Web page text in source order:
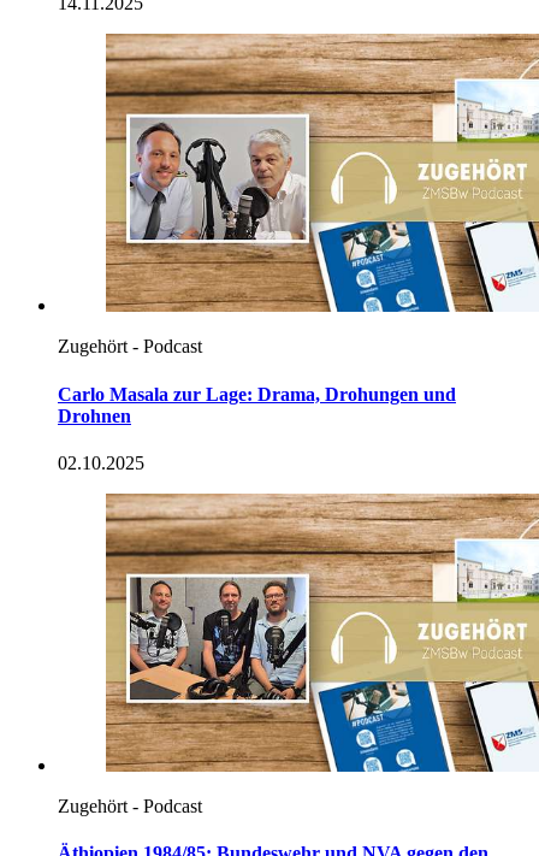
Zugehört - Podcast
Carlo Masala zur Lage: Drama, Drohungen und
Drohnen
02.10.2025
Zugehört - Podcast